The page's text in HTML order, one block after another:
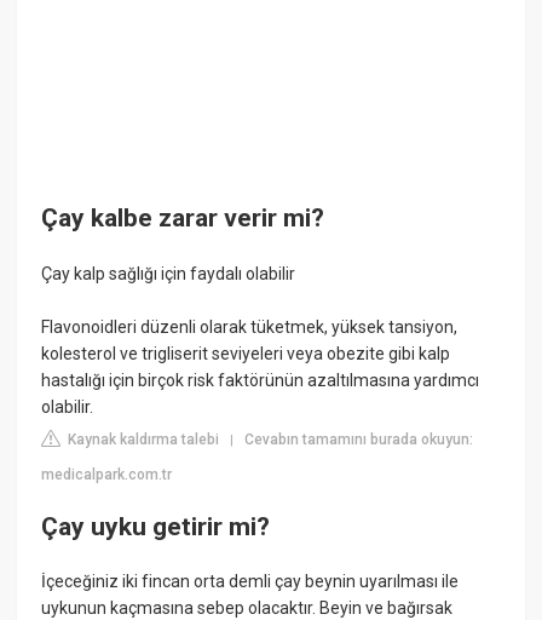
Çay kalbe zarar verir mi?
Çay kalp sağlığı için faydalı olabilir
Flavonoidleri düzenli olarak tüketmek, yüksek tansiyon,
kolesterol ve trigliserit seviyeleri veya obezite gibi kalp
hastalığı için birçok risk faktörünün azaltılmasına yardımcı
olabilir.
Kaynak kaldırma talebi |Cevabın tamamını burada okuyun:
medicalpark.com.tr
Çay uyku getirir mi?
İçeceğiniz iki fincan orta demli çay beynin uyarılması ile
uykunun kaçmasına sebep olacaktır. Beyin ve bağırsak